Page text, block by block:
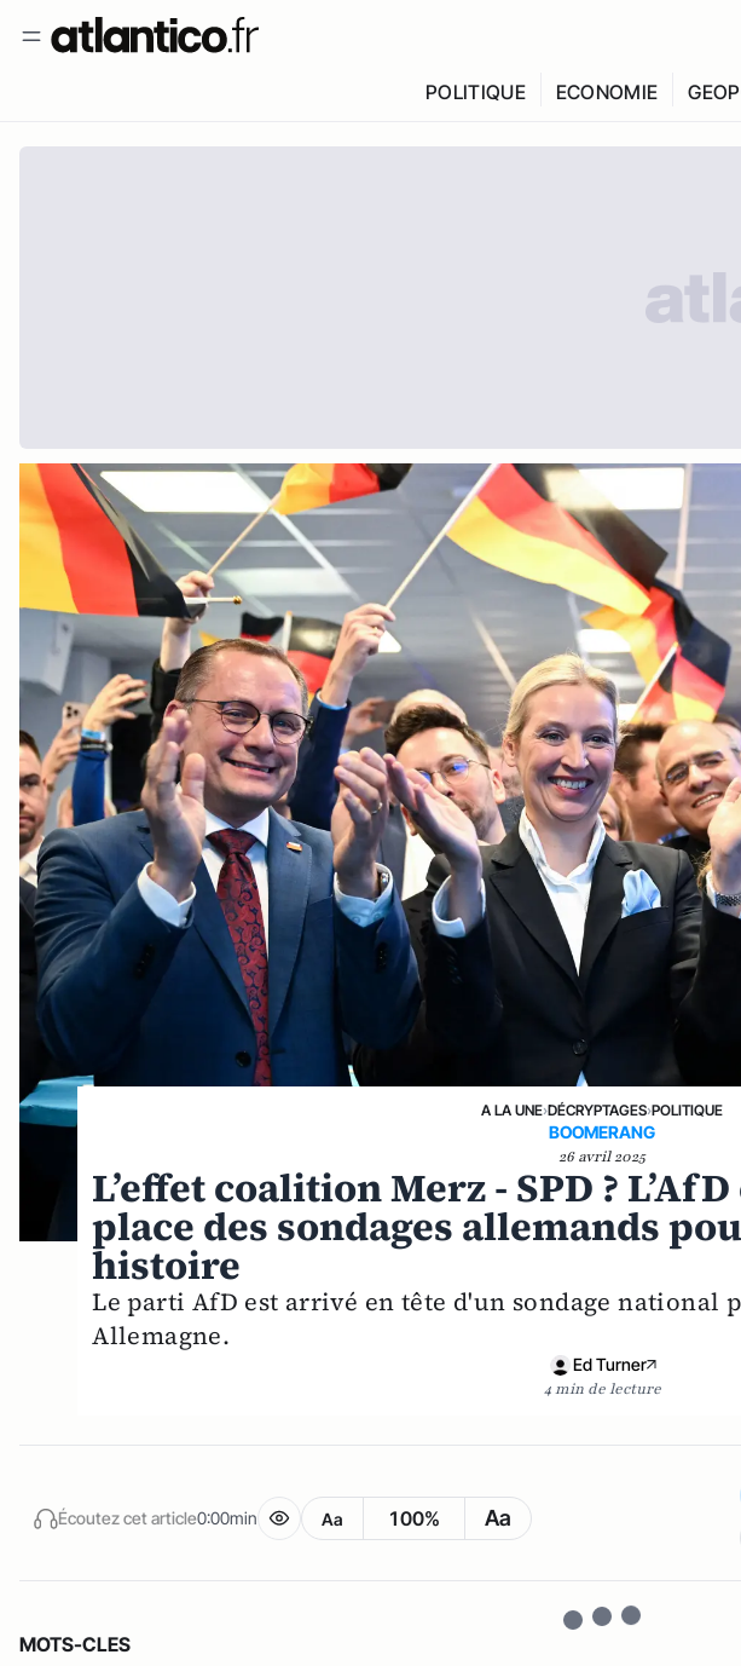
POLITIQUE ECONOMIE
A LA UNE›DÉCRYPTAGES›POLITIQUE
BOOMERANG
26 avril 2025
L’effet coalition Merz - SPD ?
place des sondages allemands
histoire
Le parti AfD est arrivé en tête d'un sondage national
Allemagne.
Ed Turner
4 min de lecture
Écoutez cet article0:00min Aa 100% Aa
MOTS-CLES